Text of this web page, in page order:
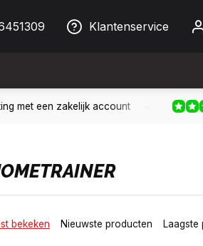
Klantenservice
Biller! Bereikbaar per telefoon op
bekeken Nieuwste producten Laagste